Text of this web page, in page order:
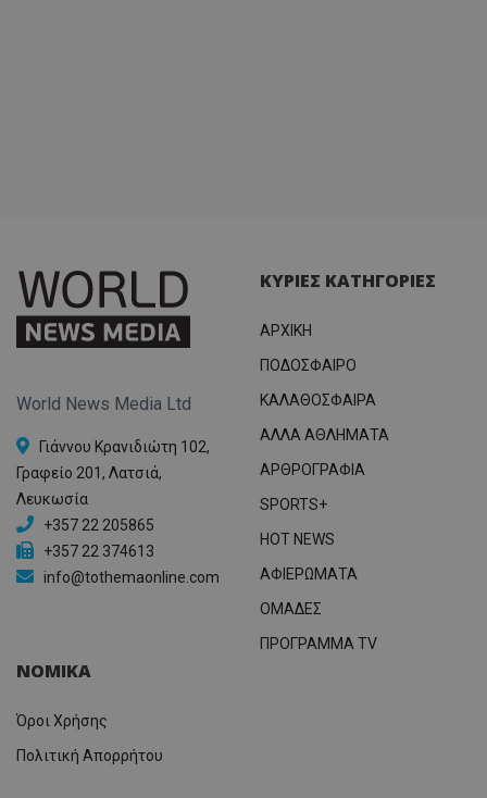
World News Media Ltd
Γιάννου Κρανιδιώτη 102,
Γραφείο 201, Λατσιά,
Λευκωσία
+357 22 205865
+357 22 374613
info@tothemaonline.com
ΚΥΡΙΕΣ ΚΑΤΗΓΟΡΙΕΣ
ΑΡΧΙΚΗ
ΠΟΔΟΣΦΑΙΡΟ
ΚΑΛΑΘΟΣΦΑΙΡΑ
ΑΛΛΑ ΑΘΛΗΜΑΤΑ
ΑΡΘΡΟΓΡΑΦΙΑ
SPORTS+
HOT NEWS
ΑΦΙΕΡΩΜΑΤΑ
ΟΜΑΔΕΣ
ΠΡΟΓΡΑΜΜΑ TV
ΝΟΜΙΚΑ
Όροι Χρήσης
Πολιτική Απορρήτου